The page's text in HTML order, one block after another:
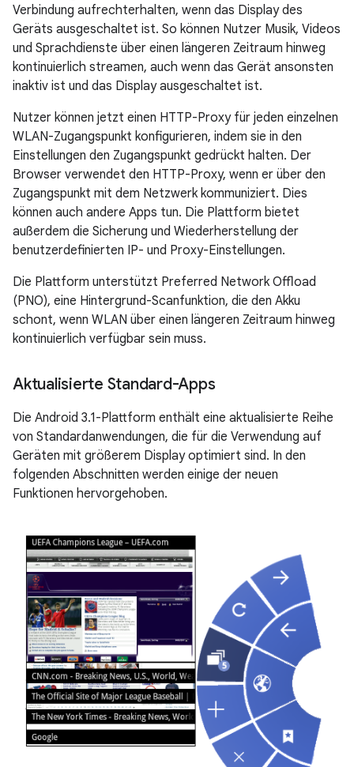
Verbindung aufrechterhalten, wenn das Display des
Geräts ausgeschaltet ist. So können Nutzer Musik, Videos
und Sprachdienste über einen längeren Zeitraum hinweg
kontinuierlich streamen, auch wenn das Gerät ansonsten
inaktiv ist und das Display ausgeschaltet ist.
Nutzer können jetzt einen HTTP-Proxy für jeden einzelnen
WLAN-Zugangspunkt konfigurieren, indem sie in den
Einstellungen den Zugangspunkt gedrückt halten. Der
Browser verwendet den HTTP-Proxy, wenn er über den
Zugangspunkt mit dem Netzwerk kommuniziert. Dies
können auch andere Apps tun. Die Plattform bietet
außerdem die Sicherung und Wiederherstellung der
benutzerdefinierten IP- und Proxy-Einstellungen.
Die Plattform unterstützt Preferred Network Offload
(PNO), eine Hintergrund-Scanfunktion, die den Akku
schont, wenn WLAN über einen längeren Zeitraum hinweg
kontinuierlich verfügbar sein muss.
Aktualisierte Standard-Apps
Die Android 3.1-Plattform enthält eine aktualisierte Reihe
von Standardanwendungen, die für die Verwendung auf
Geräten mit größerem Display optimiert sind. In den
folgenden Abschnitten werden einige der neuen
Funktionen hervorgehoben.